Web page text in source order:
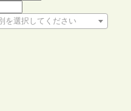
を選択してください
ください